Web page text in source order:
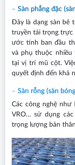
– Sàn phẳng đặc
Đây là dạng sàn bê
truyền tải trọng trực
ước tính ban đầu
và phụ thuộc nhiều
tại vị trí mũ cột.
quyết định đến khả
– Sàn rỗng (sàn
Các công nghệ như
VRO… sử dụng
trọng lượng bản